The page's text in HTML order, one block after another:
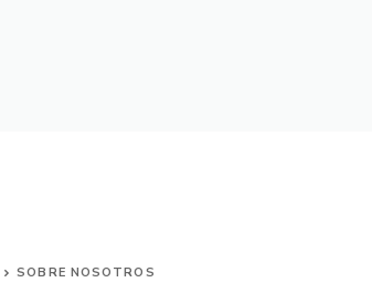
SOBRE NOSOTROS